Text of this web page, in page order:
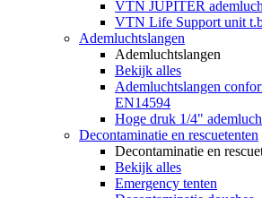
VTN JUPITER
VTN Life Support unit
Ademluchtslangen
Ademluchtslangen
Bekijk alles
Ademluchtslangen
EN14594
Hoge druk 1/4"
Decontaminatie en rescuetenten
Decontaminatie en
Bekijk alles
Emergency tenten